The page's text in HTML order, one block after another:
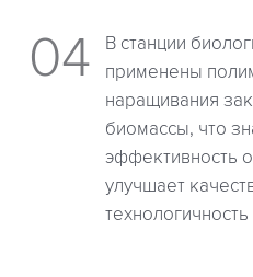
В станции
применены
наращивания
биомассы, что
эффективность
улучшает